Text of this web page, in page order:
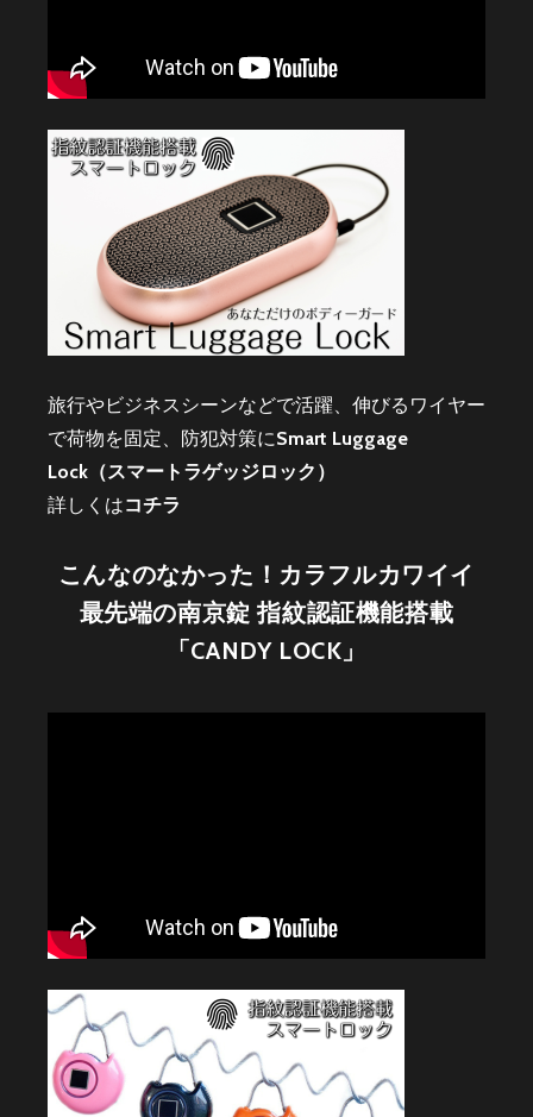
旅行やビジネスシーンなどで活躍、伸びるワイヤー
で荷物を固定、防犯対策にSmart Luggage
Lock（スマートラゲッジロック）
詳しくはコチラ
こんなのなかった！カラフルカワイイ
最先端の南京錠 指紋認証機能搭載
「CANDY LOCK」